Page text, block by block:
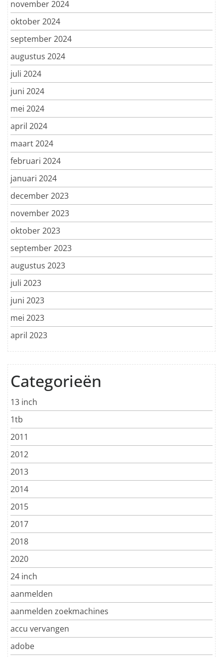
november 2024
oktober 2024
september 2024
augustus 2024
juli 2024
juni 2024
mei 2024
april 2024
maart 2024
februari 2024
januari 2024
december 2023
november 2023
oktober 2023
september 2023
augustus 2023
juli 2023
juni 2023
mei 2023
april 2023
Categorieën
13 inch
1tb
2011
2012
2013
2014
2015
2017
2018
2020
24 inch
aanmelden
aanmelden zoekmachines
accu vervangen
adobe